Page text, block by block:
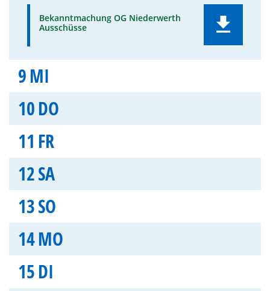
Bekanntmachung OG Niederwerth
Ausschüsse
9MI
10DO
11 FR
12SA
13SO
14MO
15DI